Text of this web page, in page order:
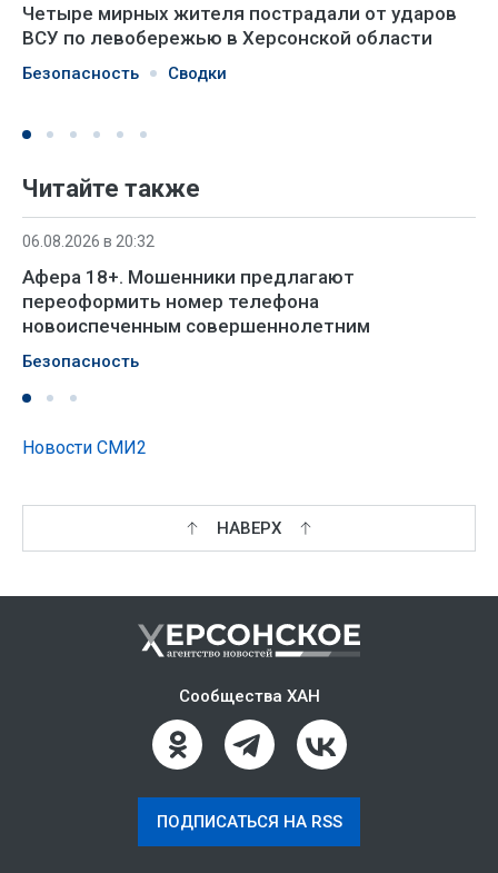
Четыре мирных жителя пострадали от ударов
ВСУ по левобережью в Херсонской области
Безопасность Сводки
Читайте также
06.08.2026 в 20:32
Афера 18+. Мошенники предлагают
переоформить номер телефона
новоиспеченным совершеннолетним
Безопасность
Новости СМИ2
НАВЕРХ
Сообщества ХАН
ПОДПИСАТЬСЯ НА RSS